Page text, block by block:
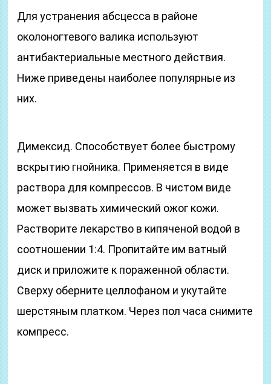
Для устранения абсцесса в районе
околоногтевого валика используют
антибактериальные местного действия.
Ниже приведены наиболее популярные из
них.
Димексид. Способствует более быстрому
вскрытию гнойника. Применяется в виде
раствора для компрессов. В чистом виде
может вызвать химический ожог кожи.
Растворите лекарство в кипяченой водой в
соотношении 1:4. Пропитайте им ватный
диск и приложите к пораженной области.
Сверху оберните целлофаном и укутайте
шерстяным платком. Через пол часа снимите
компресс.